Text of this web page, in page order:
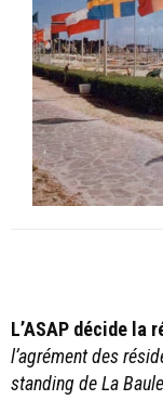
L’ASAP décide la
l’agrément des
standing de La